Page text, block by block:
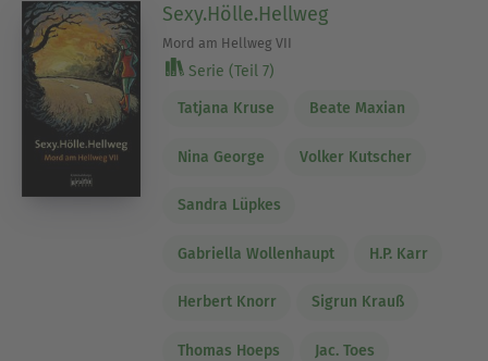
Sexy.Hölle.Hellweg
Mord am Hellweg VII
Serie (Teil 7)
Tatjana Kruse Beate Maxian
Nina George Volker Kutscher
Sandra Lüpkes
Gabriella Wollenhaupt H.P. Karr
Herbert Knorr Sigrun Krauß
Thomas Hoeps Jac. Toes